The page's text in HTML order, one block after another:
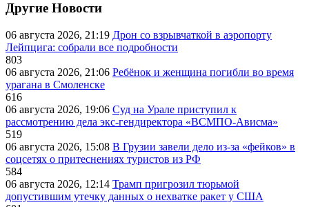
Другие Новости
06 августа 2026, 21:19 Дрон со взрывчаткой в аэропорту
Лейпцига: собрали все подробности
803
06 августа 2026, 21:06 Ребёнок и женщина погибли во время
урагана в Смоленске
616
06 августа 2026, 19:06 Суд на Урале приступил к
рассмотрению дела экс-гендиректора «ВСМПО-Ависма»
519
06 августа 2026, 15:08 В Грузии завели дело из-за «фейков» в
соцсетях о притеснениях туристов из РФ
584
06 августа 2026, 12:14 Трамп пригрозил тюрьмой
допустившим утечку данных о нехватке ракет у США